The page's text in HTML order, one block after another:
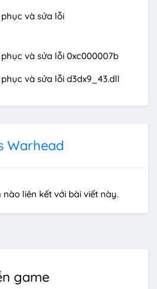
và sửa lỗi
và sửa lỗi 0xc000007b
và sửa lỗi d3dx9_43.dll
Warhead
liên kết với bài viết này.
game